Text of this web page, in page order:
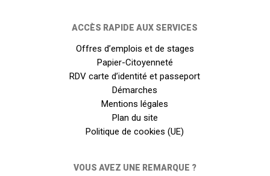
ACCÈS RAPIDE AUX SERVICES
Offres d’emplois et de stages
Papier-Citoyenneté
RDV carte d’identité et passeport
Démarches
Mentions légales
Plan du site
Politique de cookies (UE)
VOUS AVEZ UNE REMARQUE ?